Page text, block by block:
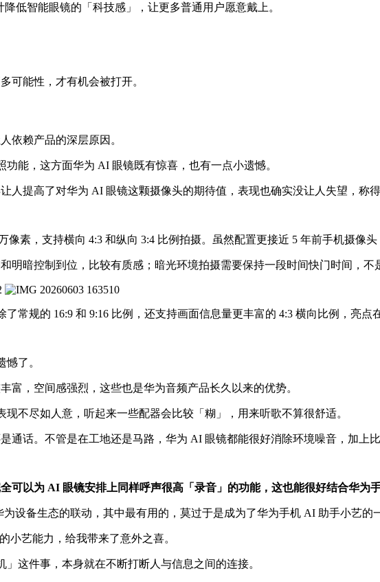
低智能眼镜的「科技感」，让更多普通用户愿意戴上。
可能性，才有机会被打开。
依赖产品的深层原因。
能，这方面华为 AI 眼镜既有惊喜，也有一点小遗憾。
人提高了对华为 AI 眼镜这颗摄像头的期待值，表现也确实没让人失望，称
像素，支持横向 4:3 和纵向 3:4 比例拍摄。虽然配置更接近 5 年前手机摄像
明暗控制到位，比较有质感；暗光环境拍摄需要保持一段时间快门时间，不
常规的 16:9 和 9:16 比例，还支持画面信息量更丰富的 4:3 横向比例，亮点
了。
富，空间感强烈，这些也是华为音频产品长久以来的优势。
不尽如人意，听起来一些配器会比较「糊」，用来听歌不算很舒适。
通话。不管是在工地还是马路，华为 AI 眼镜都能很好消除环境噪音，加上
可以为 AI 眼镜安排上同样呼声很高「录音」的功能，这也能很好结合华为
设备生态的联动，其中最有用的，莫过于是成为了华为手机 AI 助手小艺的
小艺能力，给我带来了意外之喜。
这件事，本身就在不断打断人与信息之间的连接。